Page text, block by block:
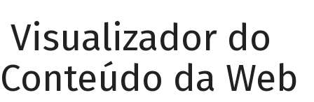
Visualizador do
Conteúdo da Web